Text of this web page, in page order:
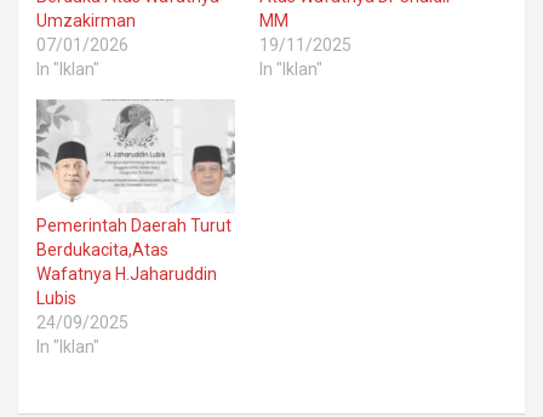
Umzakirman
07/01/2026
In "Iklan"
MM
19/11/2025
In "Iklan"
Pemerintah Daerah Turut
Berdukacita,Atas
Wafatnya H.Jaharuddin
Lubis
24/09/2025
In "Iklan"